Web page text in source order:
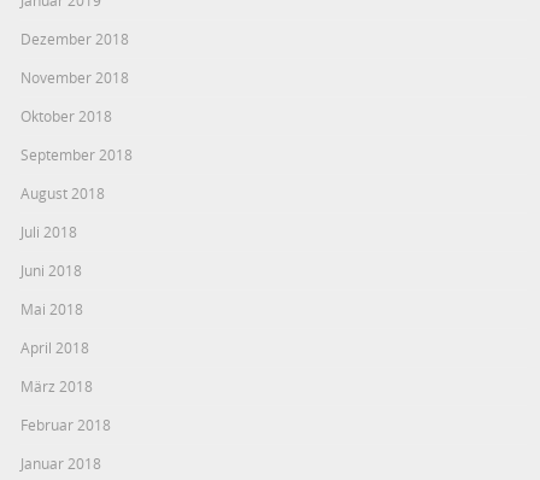
Dezember 2018
November 2018
Oktober 2018
September 2018
August 2018
Juli 2018
Juni 2018
Mai 2018
April 2018
März 2018
Februar 2018
Januar 2018